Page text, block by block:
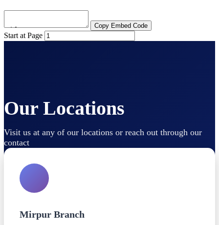
Copy Embed Code
Start at Page
Our Locations
Visit us at any of our locations or reach out through our
contact
Mirpur Branch